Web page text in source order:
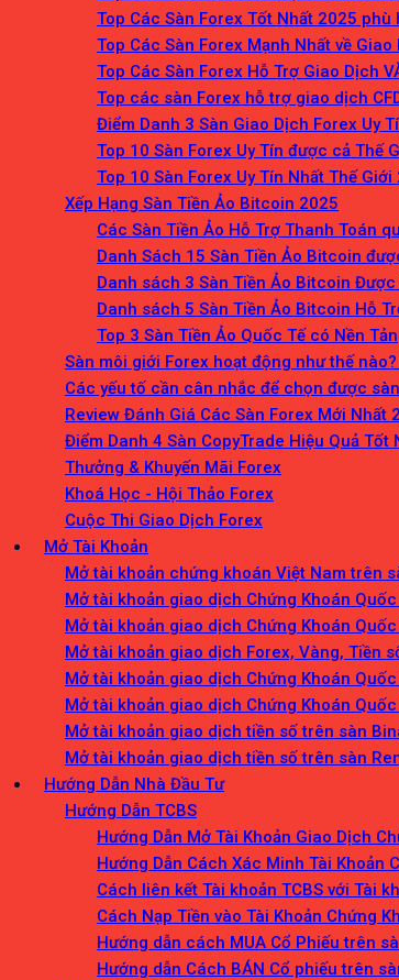
Top Các Sàn Forex Tốt Nhất 2025
Top Các Sàn Forex Mạnh Nhất về
Top Các Sàn Forex Hỗ Trợ Giao Dịch
Top các sàn Forex hỗ trợ giao dịch
Điểm Danh 3 Sàn Giao Dịch Forex Uy
Top 10 Sàn Forex Uy Tín được cả Thế
Top 10 Sàn Forex Uy Tín Nhất Thế
Xếp Hạng Sàn Tiền Ảo Bitcoin 2025
Các Sàn Tiền Ảo Hỗ Trợ Thanh Toán
Danh Sách 15 Sàn Tiền Ảo Bitcoin
Danh sách 3 Sàn Tiền Ảo Bitcoin
Danh sách 5 Sàn Tiền Ảo Bitcoin Hỗ
Top 3 Sàn Tiền Ảo Quốc Tế có Nền
Sàn môi giới Forex hoạt động như thế
Các yếu tố cần cân nhắc để chọn được
Review Đánh Giá Các Sàn Forex Mới Nhất
Điểm Danh 4 Sàn CopyTrade Hiệu Quả Tốt
Thưởng & Khuyến Mãi Forex
Khoá Học - Hội Thảo Forex
Cuộc Thi Giao Dịch Forex
Mở Tài Khoản
Mở tài khoản chứng khoán Việt Nam trên
Mở tài khoản giao dịch Chứng Khoán
Mở tài khoản giao dịch Chứng Khoán
Mở tài khoản giao dịch Forex, Vàng, Tiền
Mở tài khoản giao dịch Chứng Khoán
Mở tài khoản giao dịch Chứng Khoán
Mở tài khoản giao dịch tiền số trên sàn
Mở tài khoản giao dịch tiền số trên sàn
Hướng Dẫn Nhà Đầu Tư
Hướng Dẫn TCBS
Hướng Dẫn Mở Tài Khoản Giao Dịch
Hướng Dẫn Cách Xác Minh Tài Khoản
Cách liên kết Tài khoản TCBS với Tài
Cách Nạp Tiền vào Tài Khoản Chứng
Hướng dẫn cách MUA Cổ Phiếu trên
Hướng dẫn Cách BÁN Cổ phiếu trên